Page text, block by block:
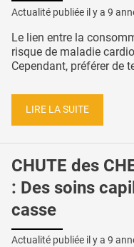
Actualité publiée il y a 9
Le lien entre la
risque de maladie
Cependant, préférer de
LIRE LA SUITE
CHUTE des
: Des soins
casse
Actualité publiée il y a 9